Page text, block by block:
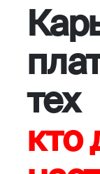
тех
кто